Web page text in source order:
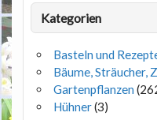
Kategorien
Basteln und
Bäume, Sträucher,
Gartenpflanzen
Hühner(3)